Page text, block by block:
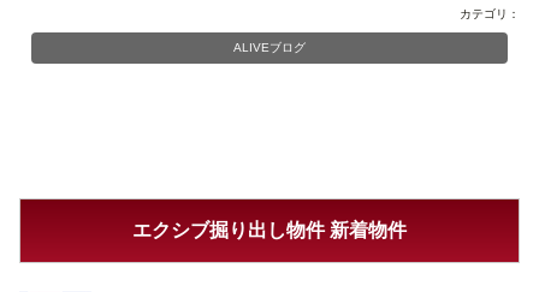
カテゴリ：
ALIVEブログ
エクシブ掘り出し物件 新着物件